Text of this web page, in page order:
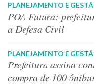
PLANEJAMENTO E
POA Futura:
a Defesa Civil
PLANEJAMENTO E
Prefeitura assina
compra de 100